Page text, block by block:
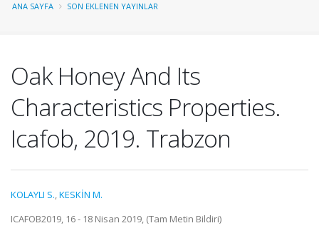
ANA SAYFA SON EKLENEN YAYINLAR
Oak Honey And Its
Characteristics Properties.
Icafob, 2019. Trabzon
KOLAYLI S.,KESKİN M.
ICAFOB2019, 16 - 18 Nisan 2019, (Tam Metin Bildiri)